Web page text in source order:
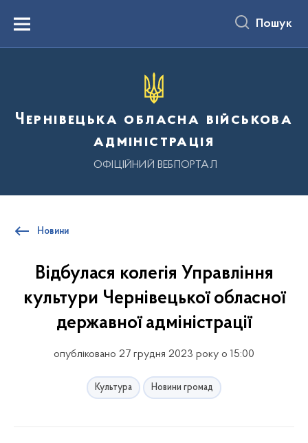
вмістуMenu Пошук
Чернівецька обласна військова
адміністрація
ОФІЦІЙНИЙ ВЕБПОРТАЛ
Новини
Відбулася колегія Управління
культури Чернівецької обласної
державної адміністрації
опубліковано 27 грудня 2023 року о 15:00
Культура Новини громад